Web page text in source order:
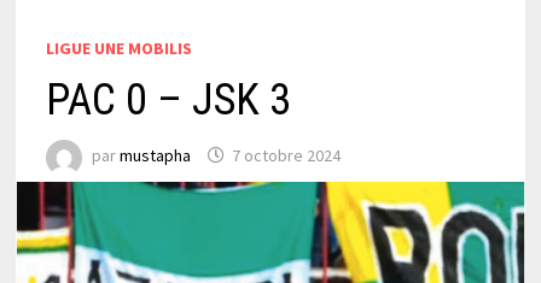
LIGUE UNE MOBILIS
PAC 0 – JSK 3
parmustapha 7 octobre 2024